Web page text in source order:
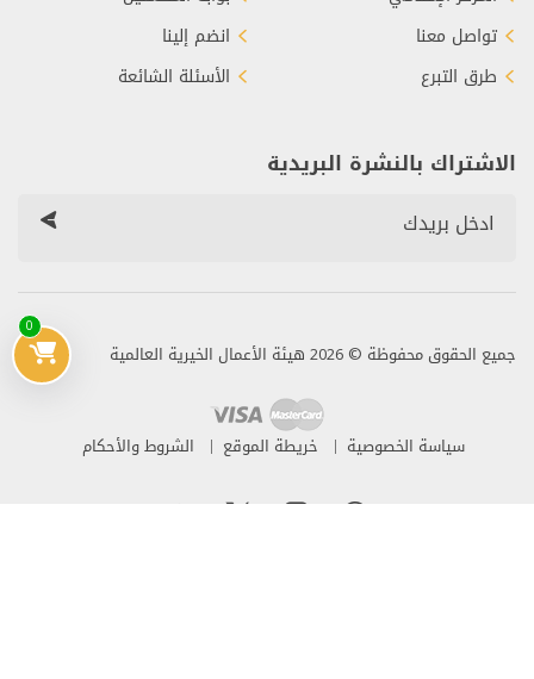
0
تواصل معنا
طرق التبرع
انضم إلينا
الأسئلة الشائعة
الاشتراك بالنشرة البريدية
جميع الحقوق محفوظة © 2026 هيئة الأعمال الخيرية العالمية
سياسة الخصوصية خريطة الموقع الشروط والأحكام